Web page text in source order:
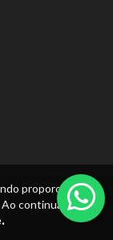
proporcionar
continuar, você